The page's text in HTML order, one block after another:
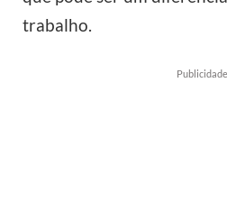
trabalho.
Publicidade